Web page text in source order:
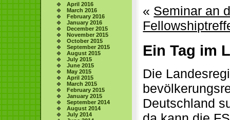
April 2016
March 2016
February 2016
January 2016
December 2015
November 2015
October 2015
September 2015
August 2015
July 2015
June 2015
May 2015
April 2015
March 2015
February 2015
January 2015
September 2014
August 2014
July 2014
« Seminar an
Ein Tag im
Die
Deutschland